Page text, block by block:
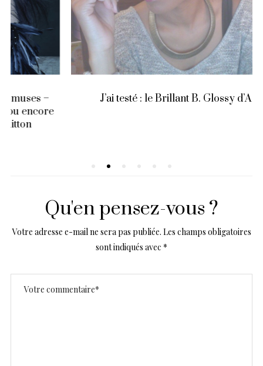
J’ai testé : le Brillant B. Glossy d’Agnès b.
Qu'en pensez-vous ?
Votre adresse e-mail ne sera pas publiée. Les champs obligatoires
sont indiqués avec *